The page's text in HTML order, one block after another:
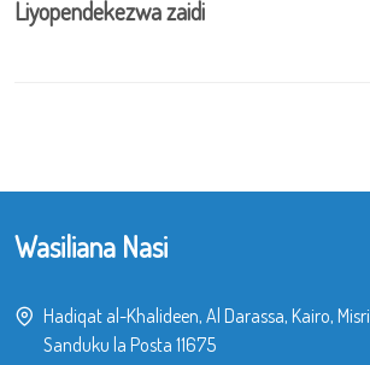
Liyopendekezwa zaidi
Wasiliana Nasi
Hadiqat al-Khalideen, Al Darassa, Kairo, Misri.
Sanduku la Posta 11675